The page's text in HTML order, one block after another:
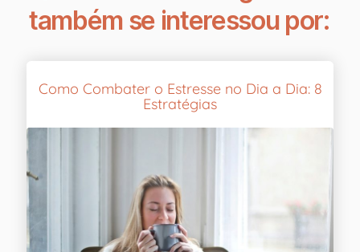
também se interessou por:
Como Combater o Estresse no Dia a Dia: 8
Estratégias